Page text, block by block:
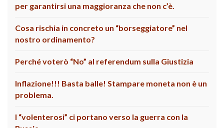
per garantirsi una maggioranza che non c’è.
Cosa rischia in concreto un “borseggiatore” nel
nostro ordinamento?
Perché voterò “No” al referendum sulla Giustizia
Inflazione!!! Basta balle! Stampare moneta non è un
problema.
I “volenterosi” ci portano verso la guerra con la